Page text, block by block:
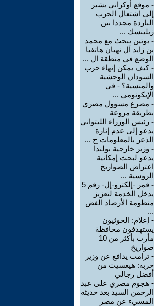
- موقع أوكراني يشير
إلى اشتعال الحرب
الباردة مجددا بين
زيلينسك ...
- بوتين يبحث مع محمد
بن زايد آل نهيان هاتفيا
الوضع في منطقة ال ...
-كيف يمكن إنهاء حرب
السودان الوحشية
والمنسية؟ - في
الإيكونومي ...
- مصرع مسؤول مصري
بطريقة مروعة
- رئيس الوزراء الليتواني
يدعو إلى عدم إثارة
الذعر بالمعلومات ح ...
- وزير خارجية بولندا
يدعو لبحث إمكانية
اعتراض الصواريخ
الروسية ...
-
قمر -إلكترو-إل- رقم 5
يدخل الخدمة لتعزيز
منظومة الأرصاد الفض
...
- إعلام: الحوثيون
يستهدفون محافظة
مأرب بأكثر من 10
صواريخ
- ترامب يدافع عن وزير
حربه: هيغسيث من
أفضل رجالي
- هجوم مصري على عبد
الرحمن السيد بعد حديثه
المسيء عن مصر